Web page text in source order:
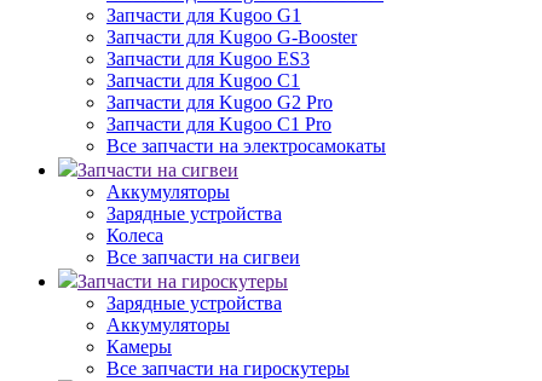
Запчасти для Kugoo G1
Запчасти для Kugoo G-Booster
Запчасти для Kugoo ES3
Запчасти для Kugoo C1
Запчасти для Kugoo G2 Pro
Запчасти для Kugoo C1 Pro
Все запчасти на электросамокаты
Запчасти на сигвеи
Аккумуляторы
Зарядные устройства
Колеса
Все запчасти на сигвеи
Запчасти на гироскутеры
Зарядные устройства
Аккумуляторы
Камеры
Все запчасти на гироскутеры